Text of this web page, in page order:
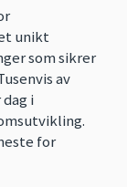
unikt
som sikrer
av
i
for